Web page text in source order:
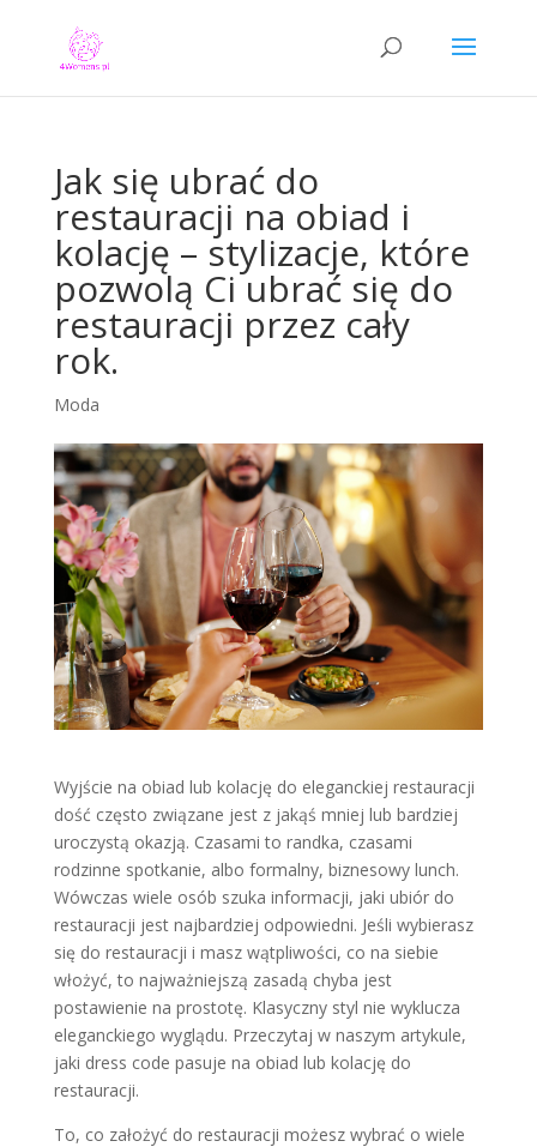
Jak się ubrać do
restauracji na obiad i
kolację – stylizacje, które
pozwolą Ci ubrać się do
restauracji przez cały
rok.
Moda
Wyjście na obiad lub kolację do eleganckiej restauracji
dość często związane jest z jakąś mniej lub bardziej
uroczystą okazją. Czasami to randka, czasami
rodzinne spotkanie, albo formalny, biznesowy lunch.
Wówczas wiele osób szuka informacji, jaki ubiór do
restauracji jest najbardziej odpowiedni. Jeśli wybierasz
się do restauracji i masz wątpliwości, co na siebie
włożyć, to najważniejszą zasadą chyba jest
postawienie na prostotę. Klasyczny styl nie wyklucza
eleganckiego wyglądu. Przeczytaj w naszym artykule,
jaki dress code pasuje na obiad lub kolację do
restauracji.
To, co założyć do restauracji możesz wybrać o wiele